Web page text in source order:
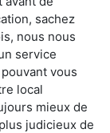
sachez
nous nous
service
vous
local
mieux de
judicieux de